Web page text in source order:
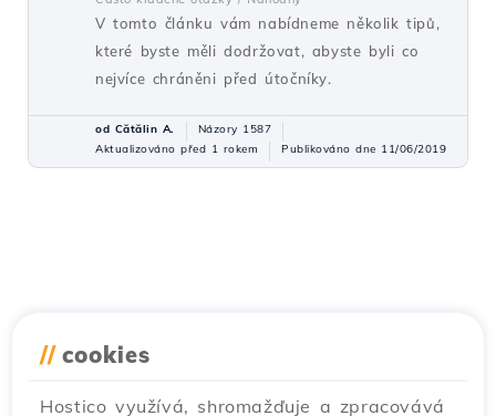
V tomto článku vám nabídneme několik tipů,
které byste měli dodržovat, abyste byli co
nejvíce chráněni před útočníky.
od Cătălin A.
Názory 1587
Aktualizováno před 1 rokem
Publikováno dne 11/06/2019
// cookies
Hostico využívá, shromažďuje a zpracovává